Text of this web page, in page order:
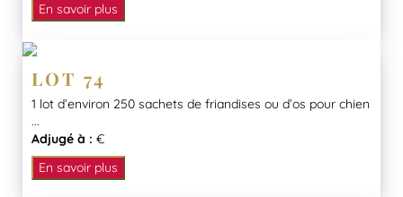
En savoir plus
LOT 74
1 lot d’environ 250 sachets de friandises ou d’os pour chien
...
Adjugé à : €
En savoir plus